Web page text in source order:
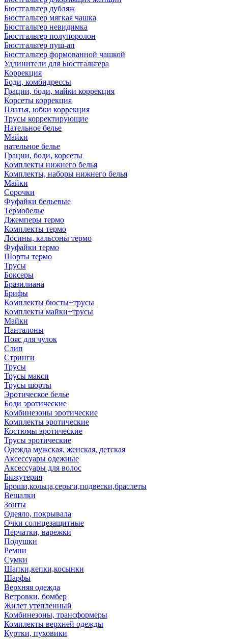
Бюстгальтер дубляж
Бюстгальтер мягкая чашка
Бюстгальтер невидимка
Бюстгальтер полупоролон
Бюстгальтер пуш-ап
Бюстгальтер формованной чашкой
Удлинители для Бюстгальтера
Коррекция
Боди, комбидрессы
Грации, боди, майки коррекция
Корсеты коррекция
Платья, юбки коррекция
Трусы корректирующие
Нательное белье
Майки
нательное белье
Грации, боди, корсеты
Комплекты нижнего белья
Комплекты, наборы нижнего белья
Майки
Сорочки
Фуфайки бельевые
Термобелье
Джемперы термо
Комплекты термо
Лосины, кальсоны термо
Фуфайки термо
Шорты термо
Трусы
Боксеры
Бразилиана
Брифы
Комплекты бюсты+трусы
Комплекты майки+трусы
Майки
Панталоны
Пояс для чулок
Слип
Стринги
Трусы
Трусы макси
Трусы шорты
Эротическое белье
Боди эротические
Комбинезоны эротические
Комплекты эротические
Костюмы эротические
Трусы эротические
Одежда мужская, женская, детская
Аксессуары одежные
Аксессуары для волос
Бижутерия
Броши,кольца,серьги,подвески,браслеты
Вешалки
Зонты
Одеяло, покрывала
Очки солнцезащитные
Перчатки, варежки
Подушки
Ремни
Сумки
Шапки,кепки,косынки
Шарфы
Верхняя одежда
Ветровки, бомбер
Жилет утепленный
Комбинезоны, трансформеры
Комплекты верхней одежды
Куртки, пуховики